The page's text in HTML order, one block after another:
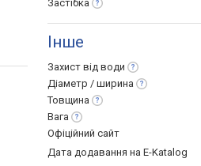
Застібка
Інше
Захист від води
Діаметр / ширина
Товщина
Вага
Офіційний сайт
Дата додавання на E-Katalog